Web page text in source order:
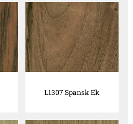
L1307 Spansk Ek